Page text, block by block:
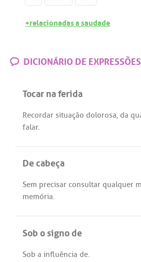
+relacionadas a saudade
DICIONÁRIO DE EXPRESSÕES
Tocar na ferida
Recordar situação dolorosa, da
falar.
De cabeça
Sem precisar consultar qualquer
memória.
Sob o signo de
Sob a influência de.